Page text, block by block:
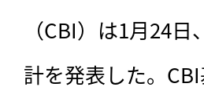
（CBI）は1月24
計を発表した。